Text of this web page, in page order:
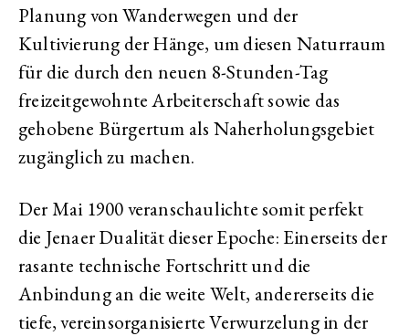
Planung von Wanderwegen und der
Kultivierung der Hänge, um diesen Naturraum
für die durch den neuen 8-Stunden-Tag
freizeitgewohnte Arbeiterschaft sowie das
gehobene Bürgertum als Naherholungsgebiet
zugänglich zu machen.
Der Mai 1900 veranschaulichte somit perfekt
die Jenaer Dualität dieser Epoche: Einerseits der
rasante technische Fortschritt und die
Anbindung an die weite Welt, andererseits die
tiefe, vereinsorganisierte Verwurzelung in der